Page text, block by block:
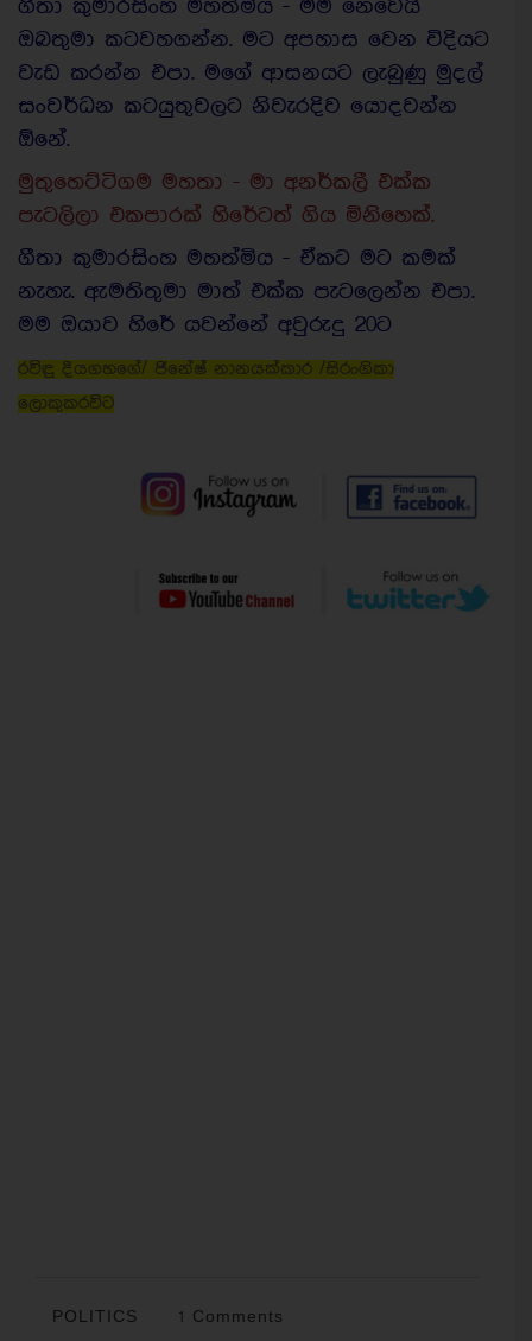
ගීතා කුමාරසිංහ මහත්මිය - මම නෙවෙයි
ඔබතුමා කටවහගන්න. මට අපහාස වෙන විදියට
වැඩ කරන්න එපා. මගේ ආසනයට ලැබුණු මුදල්
සංවර්ධන කටයුතුවලට නිවැරදිව යොදවන්න
ඕනේ.
මුතුහෙට්ටිගම මහතා - මා අනර්කලී එක්ක
පැටලිලා එකපාරක් හිරේටත් ගිය මිනිහෙක්.
ගීතා කුමාරසිංහ මහත්මිය - ඒකට මට කමක්
නැහැ. ඇමතිතුමා මාත් එක්ක පැටලෙන්න එපා.
මම ඔයාව හිරේ යවන්නේ අවුරුදු 20ට
රවිඳු දීයගහගේ/ ජිනේෂ් නානයක්කාර /සිරංගිකා
ලොකුකරවිට
POLITICS 1 Comments